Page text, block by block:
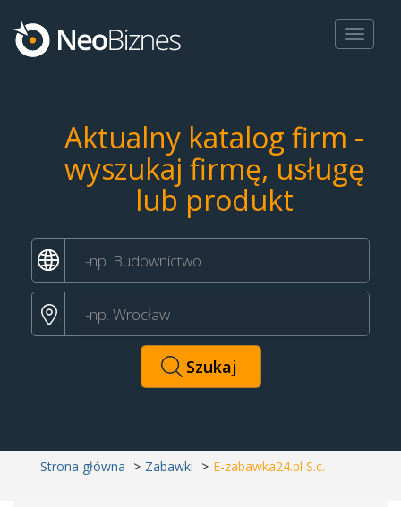
Toggle
Aktualny katalog firm -
wyszukaj firmę, usługę
lub produkt
Strona główna Zabawki E-zabawka24.pl S.c.